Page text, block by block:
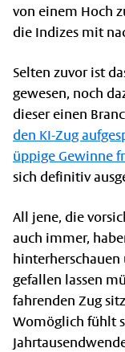
von einem Hoch
die Indizes mit
Selten zuvor ist
gewesen, noch
dieser einen
den KI-Zug
üppige Gewinne
sich definitiv
All jene, die
auch immer,
gefallen lassen
fahrenden Zug
Womöglich fühlt